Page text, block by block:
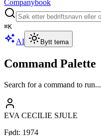
Companybook
⌘K
AI Bytt tema
Command Palette
Search for a command to run...
EVA CECILIE SJULE
Født: 1974